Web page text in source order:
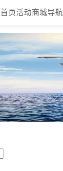
首页 活动商城导航